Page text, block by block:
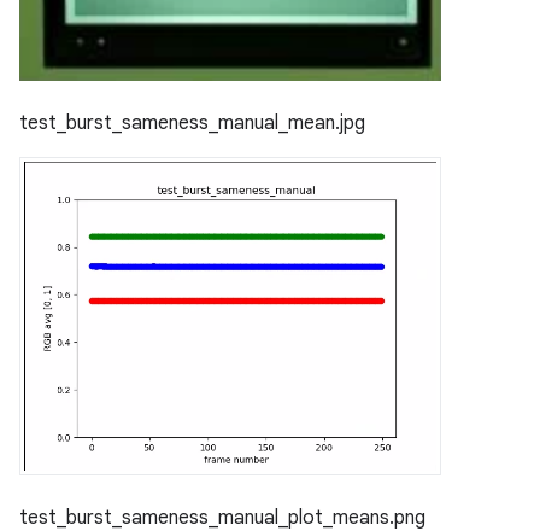
test_burst_sameness_manual_mean.jpg
test_burst_sameness_manual_plot_means.png